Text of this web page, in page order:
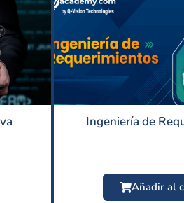
Ingeniería de
Añadir al